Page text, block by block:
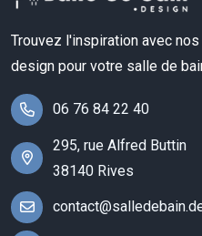
Trouvez l'inspiration avec
design pour votre salle de
06 76 84 22 40
295, rue Alfred Buttin
38140 Rives